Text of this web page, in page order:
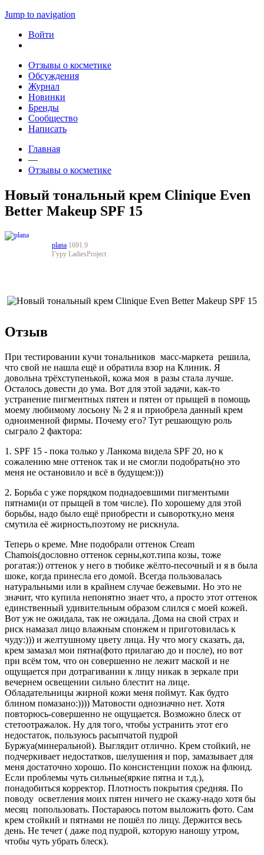
Jump to navigation
Войти
Отзывы о косметике
Обсуждения
Журнал
Новинки
Бренды
Сообщество
Написать
Главная
—
Отзывы о косметике
Новый тональный крем Clinique Even
Better Makeup SPF 15
plana 1691.9
Гуру LadiesProject
Отзыв
При тестировании кучи тональников масс-маркета решила,
что свой не нашла ещё и обратила взор на Клиник. Я
довольна трёхступенькой, кожа моя в разы стала лучше.
Осталось довести до ума. Вот для этой задачи, как-то
устранение пигментных пятен и пятен от прыщей в помощь
моему любимому лосьону № 2 я и приобрела данный крем
одноименной фирмы. Почему его? Тут решающую роль
сыграло 2 фактора:
1. SPF 15 - пока только у Ланкома видела SPF 20, но к
сожалению мне оттенок так и не смогли подобрать(но это
меня не остановило и всё в будущем:)))
2. Борьба с уже порядком поднадоевшими пигментыми
пятнами(и от прыщей в том числе). По хорошему для этой
борьбы, надо было ещё приобрести и сыворотку,но меня
смутила её жирность,поэтому не рискнула.
Теперь о креме. Мне подобрали оттенок Cream
Chamois(дословно оттенок серны,кот.типа козы, тоже
рогатая:)) оттенок у него в тюбике жёлто-песочный и я в была
шоке, когда принесла его домой. Всегда пользовалась
натуральными или в крайнем случае бежевыми. Но это не
значит, что купила непонятно знает что, а просто этот оттенок
единственный удивительным образом слился с моей кожей.
Вот уж не ожидала, так не ожидала. Дома на свой страх и
риск намазал лицо влажным спонжем и приготовилась к
чуду:))) и желтушному цвету лица. Ну что могу сказать, да,
крем замазал мои пятна(фото прилагаю до и после), но вот
при всём том, что он совершенно не лежит маской и не
ощущается при дотрагивании к лицу никак в зеркале при
вечернем освещении сильно блестит на лице.
Обладательницы жирной кожи меня поймут. Как будто
блином помазано:)))) Матовости однозначно нет. Хотя
повторюсь-совершенно не ощущается. Возможно блеск от
стетоотражалок. Ну для того, чтобы устранить этот его
недостаток, пользуюсь расыпчатой пудрой
Буржуа(минеральной). Выглядит отлично. Крем стойкий, не
подчеркивает недостатков, шелушения и пор, замазывает для
меня достаточно хорошо. По консистенции похож на флюид.
Если проблемы чуть сильные(яркие пятна и т.д.),
понадобиться корректор. Плотность покрытия средняя. По
поводу осветления моих пятен ничего не скажу-надо хотя бы
месяц попользовать. Постараюсь потом выложить фото. Сам
крем стойкий и пятнами не пошёл по лицу. Держится весь
день. Не течет ( даже под пудрой, которую наношу утром,
чтобы чуть убрать блеск).